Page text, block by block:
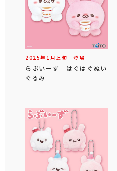
2025年 1 月 上旬 登場
らぶいーず はぐはぐぬい
ぐるみ